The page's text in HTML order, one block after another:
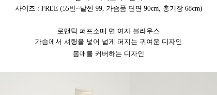
사이즈 : FREE (55반~날씬 99, 가슴품 단면 90cm, 총기장 68cm)
로맨틱 퍼프소매 면 여자 블라우스
가슴에서 셔링을 넣어 넓게 퍼지는 귀여운 디자인
몸매를 커버하는 디자인